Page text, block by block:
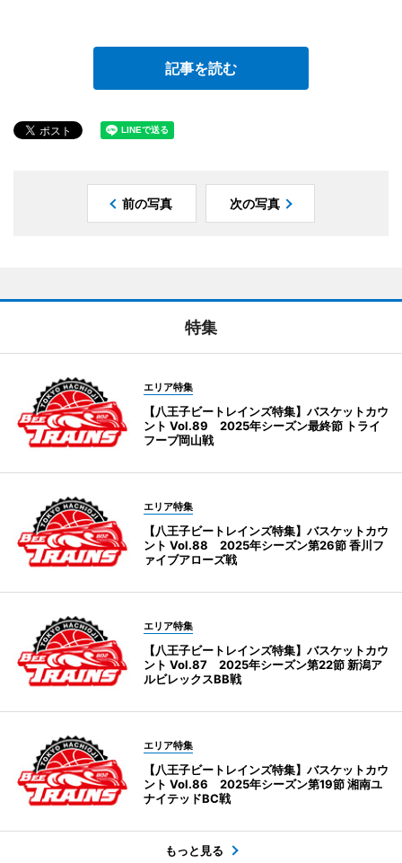
記事を読む
前の写真 次の写真
特集
エリア特集
【八王子ビートレインズ特集】バスケットカウ
ント Vol.89 2025年シーズン最終節 トライ
フープ岡山戦
エリア特集
【八王子ビートレインズ特集】バスケットカウ
ント Vol.88 2025年シーズン第26節 香川フ
ァイブアローズ戦
エリア特集
【八王子ビートレインズ特集】バスケットカウ
ント Vol.87 2025年シーズン第22節 新潟ア
ルビレックスBB戦
エリア特集
【八王子ビートレインズ特集】バスケットカウ
ント Vol.86 2025年シーズン第19節 湘南ユ
ナイテッドBC戦
もっと見る